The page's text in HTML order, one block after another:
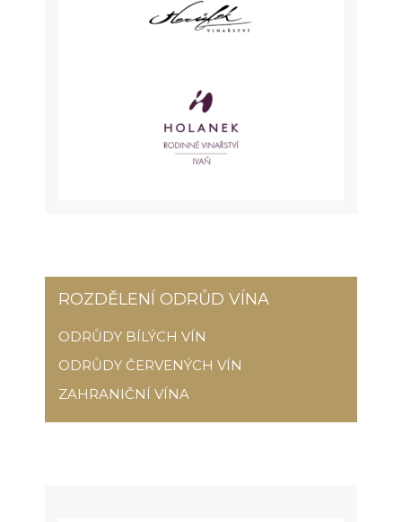
ROZDĚLENÍ ODRŮD VÍNA
ODRŮDY BÍLÝCH VÍN
ODRŮDY ČERVENÝCH VÍN
ZAHRANIČNÍ VÍNA